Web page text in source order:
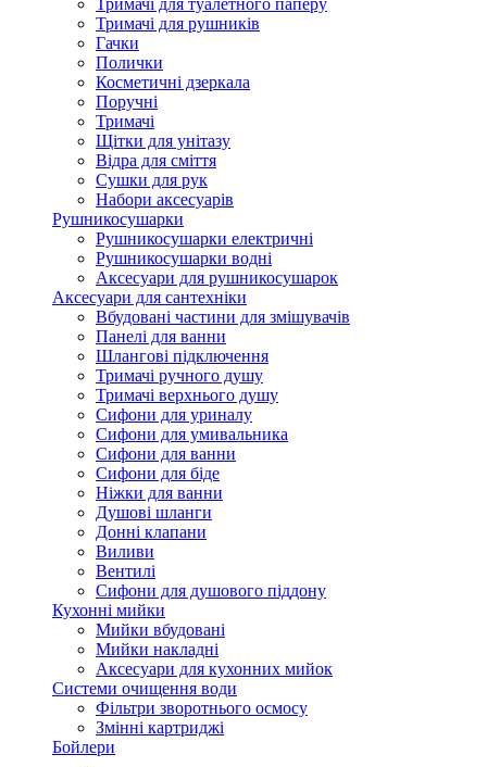
Тримачі для туалетного паперу
Тримачі для рушників
Гачки
Полички
Косметичні дзеркала
Поручні
Тримачі
Щітки для унітазу
Відра для сміття
Сушки для рук
Набори аксесуарів
Рушникосушарки
Рушникосушарки електричні
Рушникосушарки водні
Аксесуари для рушникосушарок
Аксесуари для сантехніки
Вбудовані частини для змішувачів
Панелі для ванни
Шлангові підключення
Тримачі ручного душу
Тримачі верхнього душу
Сифони для уриналу
Сифони для умивальника
Сифони для ванни
Сифони для біде
Ніжки для ванни
Душові шланги
Донні клапани
Виливи
Вентилі
Сифони для душового піддону
Кухонні мийки
Мийки вбудовані
Мийки накладні
Аксесуари для кухонних мийок
Системи очищення води
Фільтри зворотнього осмосу
Змінні картриджі
Бойлери